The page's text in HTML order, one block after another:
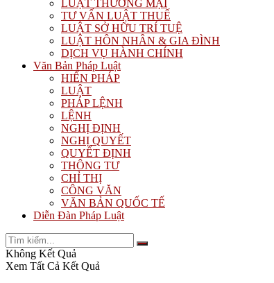
LUẬT THƯƠNG MẠI
TƯ VẤN LUẬT THUẾ
LUẬT SỞ HỮU TRÍ TUỆ
LUẬT HÔN NHÂN & GIA ĐÌNH
DỊCH VỤ HÀNH CHÍNH
Văn Bản Pháp Luật
HIẾN PHÁP
LUẬT
PHÁP LỆNH
LỆNH
NGHỊ ĐỊNH
NGHỊ QUYẾT
QUYẾT ĐỊNH
THÔNG TƯ
CHỈ THỊ
CÔNG VĂN
VĂN BẢN QUỐC TẾ
Diễn Đàn Pháp Luật
Không Kết Quả
Xem Tất Cả Kết Quả